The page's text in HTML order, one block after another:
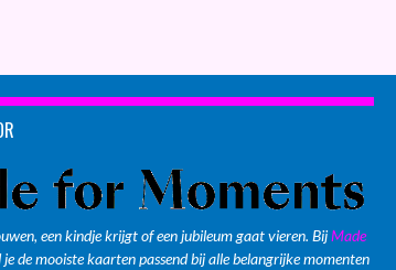
een kindje krijgt of een jubileum gaat vieren. BijMade
de mooiste kaarten passend bij alle belangrijke momenten